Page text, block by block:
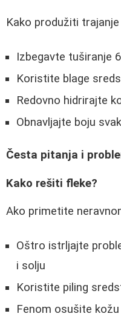
Kako produžiti
Izbegavte tuširanje
Koristite blage
Redovno hidrirajte
Obnavljajte boju
Česta pitanja i
Kako rešiti fleke?
Ako primetite
Oštro istrljajte
i solju
Koristite piling
Fenom osušite